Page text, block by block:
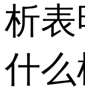
析
什么